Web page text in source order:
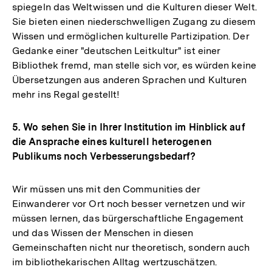
spiegeln das Weltwissen und die Kulturen dieser Welt.
Sie bieten einen niederschwelligen Zugang zu diesem
Wissen und ermöglichen kulturelle Partizipation. Der
Gedanke einer "deutschen Leitkultur" ist einer
Bibliothek fremd, man stelle sich vor, es würden keine
Übersetzungen aus anderen Sprachen und Kulturen
mehr ins Regal gestellt!
5. Wo sehen Sie in Ihrer Institution im Hinblick auf
die Ansprache eines kulturell heterogenen
Publikums noch Verbesserungsbedarf?
Wir müssen uns mit den Communities der
Einwanderer vor Ort noch besser vernetzen und wir
müssen lernen, das bürgerschaftliche Engagement
und das Wissen der Menschen in diesen
Gemeinschaften nicht nur theoretisch, sondern auch
im bibliothekarischen Alltag wertzuschätzen.